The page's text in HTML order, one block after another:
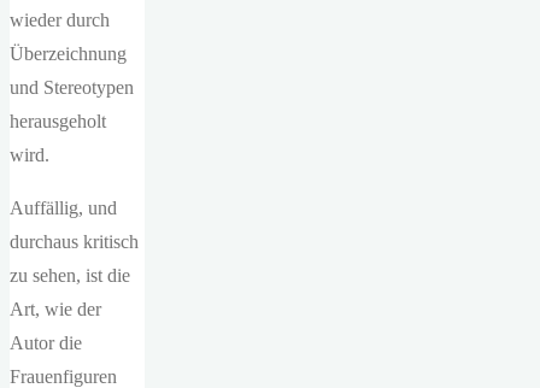
wieder durch
Überzeichnung
und Stereotypen
herausgeholt
wird.
Auffällig, und
durchaus kritisch
zu sehen, ist die
Art, wie der
Autor die
Frauenfiguren